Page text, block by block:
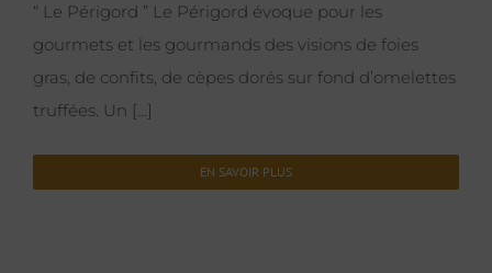
“ Le Périgord ” Le Périgord évoque pour les
gourmets et les gourmands des visions de foies
gras, de confits, de cèpes dorés sur fond d’omelettes
truffées. Un [...]
EN SAVOIR PLUS